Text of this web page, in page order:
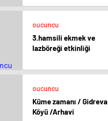
oucuncu
3.hamsili ekmek ve
lazböreği etkinliği
oucuncu
Küme zamanı / Gidreva
Köyü /Arhavi